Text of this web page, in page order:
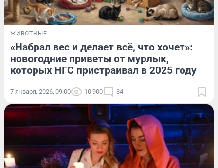
ЖИВОТНЫЕ
«Набрал вес и делает всё, что хочет»:
новогодние приветы от мурлык,
которых НГС пристраивал в 2025 году
7 января, 2026, 09:00 10 900 34